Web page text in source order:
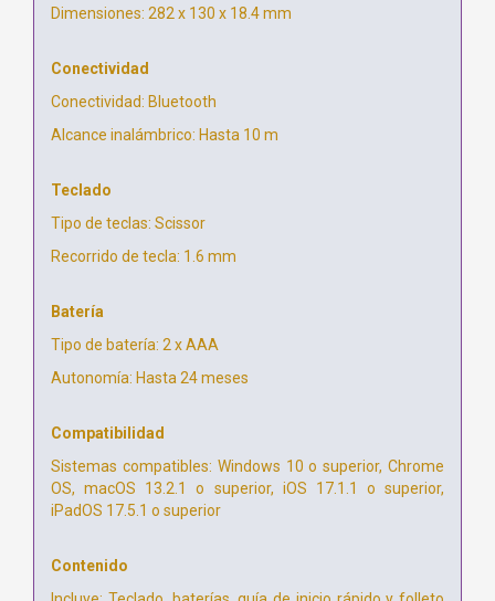
Dimensiones: 282 x 130 x 18.4 mm
Conectividad
Conectividad: Bluetooth
Alcance inalámbrico: Hasta 10 m
Teclado
Tipo de teclas: Scissor
Recorrido de tecla: 1.6 mm
Batería
Tipo de batería: 2 x AAA
Autonomía: Hasta 24 meses
Compatibilidad
Sistemas compatibles: Windows 10 o superior, Chrome
OS, macOS 13.2.1 o superior, iOS 17.1.1 o superior,
iPadOS 17.5.1 o superior
Contenido